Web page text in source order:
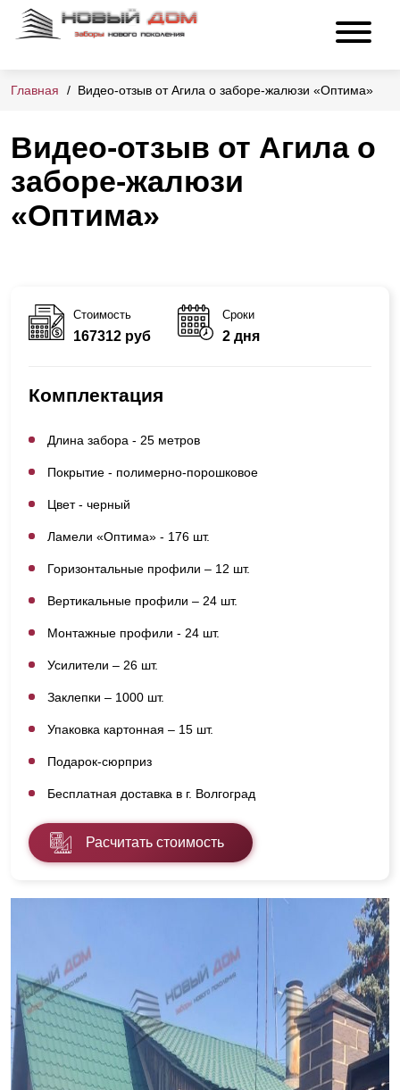
Главная Видео-отзыв от Агила о заборе-жалюзи «Оптима»
Видео-отзыв от Агила о
заборе-жалюзи
«Оптима»
Стоимость
167312 руб
Сроки
2 дня
Комплектация
Длина забора - 25 метров
Покрытие - полимерно-порошковое
Цвет - черный
Ламели «Оптима» - 176 шт.
Горизонтальные профили – 12 шт.
Вертикальные профили – 24 шт.
Монтажные профили - 24 шт.
Усилители – 26 шт.
Заклепки – 1000 шт.
Упаковка картонная – 15 шт.
Подарок-сюрприз
Бесплатная доставка в г. Волгоград
Расчитать стоимость